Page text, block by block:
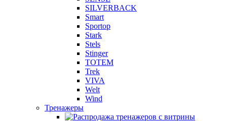
SILVERBACK
Smart
Sportop
Stark
Stels
Stinger
TOTEM
Trek
VIVA
Welt
Wind
Тренажеры